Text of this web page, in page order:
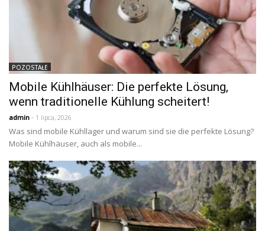
POZOSTAŁE
Mobile Kühlhäuser: Die perfekte Lösung,
wenn traditionelle Kühlung scheitert!
admin - 1 lipca, 2026
Was sind mobile Kühllager und warum sind sie die perfekte Lösung?
Mobile Kühlhäuser, auch als mobile...